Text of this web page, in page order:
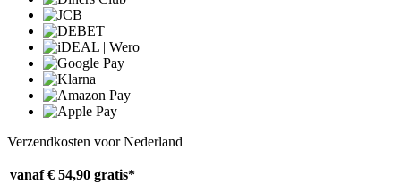
Verzendkosten voor Nederland
vanaf € 54,90 gratis*